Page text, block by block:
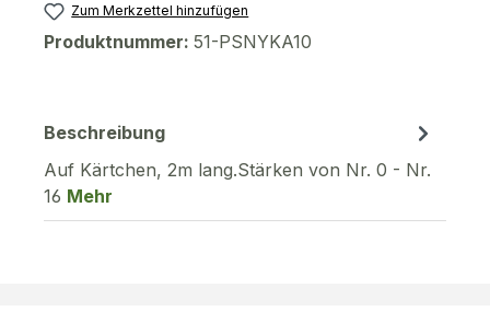
Zum Merkzettel hinzufügen
Produktnummer: 51-PSNYKA10
Beschreibung
Auf Kärtchen, 2m lang.Stärken von Nr. 0 - Nr.
16 Mehr